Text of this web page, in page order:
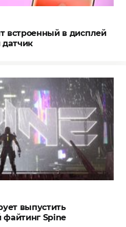
встроенный в дисплей
датчик
выпустить
Spine